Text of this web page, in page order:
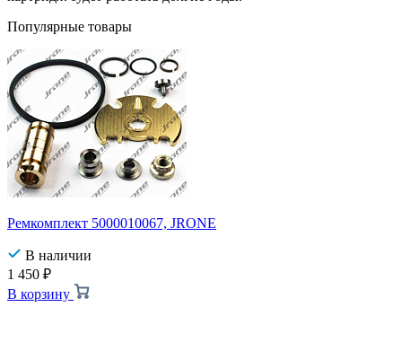
Популярные товары
Ремкомплект 5000010067, JRONE
В наличии
1 450 ₽
В корзину